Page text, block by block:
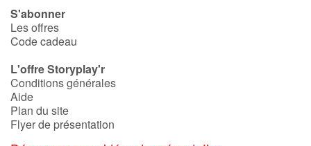
S'abonner
Les offres
Code cadeau
L'offre Storyplay'r
Conditions générales
Aide
Plan du site
Flyer de présentation